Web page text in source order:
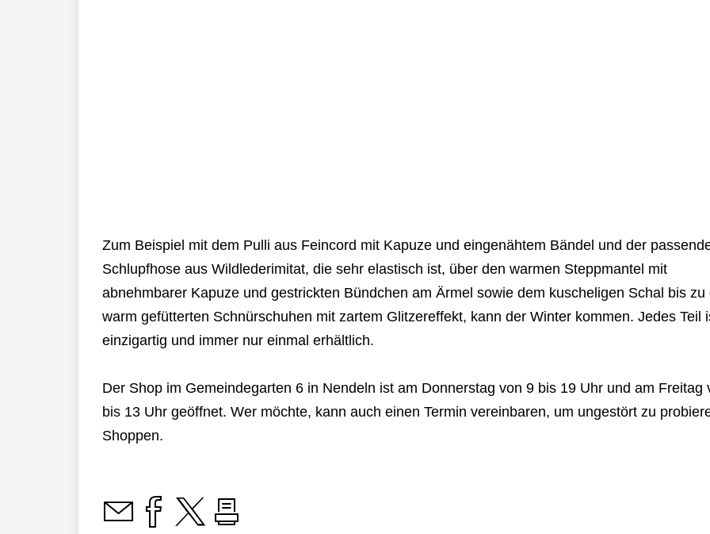
Zum Beispiel mit dem Pulli aus Feincord mit Kapuze und eingenähtem Bändel und der
Schlupfhose aus Wildlederimitat, die sehr elastisch ist, über den warmen Steppmantel mit
abnehmbarer Kapuze und gestrickten Bündchen am Ärmel sowie dem kuscheligen Schal bis zu
warm gefütterten Schnürschuhen mit zartem Glitzereffekt, kann der Winter kommen. Jedes Teil
einzigartig und immer nur einmal erhältlich.
Der Shop im Gemeindegarten 6 in Nendeln ist am Donnerstag von 9 bis 19 Uhr und am Freitag
bis 13 Uhr geöffnet. Wer möchte, kann auch einen Termin vereinbaren, um ungestört zu
Shoppen.